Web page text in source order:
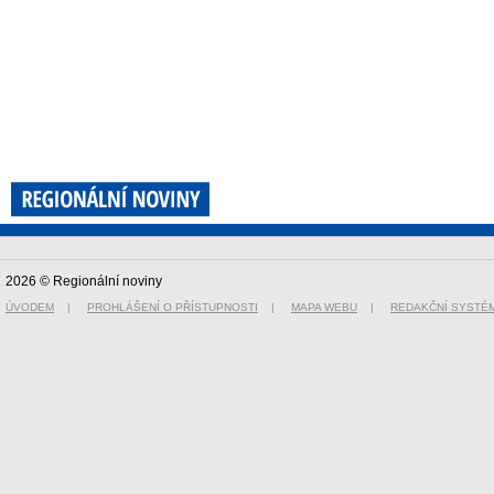
2026 © Regionální noviny
ÚVODEM | PROHLÁŠENÍ O PŘÍSTUPNOSTI | MAPA WEBU | REDAKČNÍ